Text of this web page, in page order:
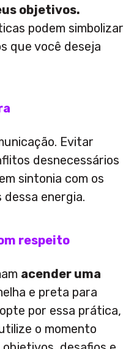
objetivos.
podem simbolizar
que você deseja
Evitar
desnecessários
sintonia com os
energia.
respeito
acender uma
e preta para
por essa prática,
o momento